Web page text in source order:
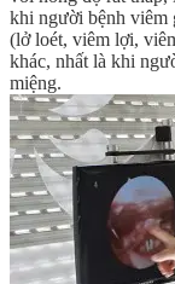
khi người bệnh viêm
(lở loét, viêm lợi,
khác, nhất là khi
miệng.